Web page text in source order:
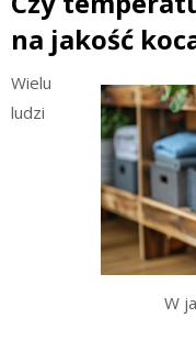
na jakość
W
Wielu
ludzi